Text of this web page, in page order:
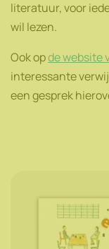
literatuur, voor
wil lezen.
Ook opde website
interessante
een gesprek